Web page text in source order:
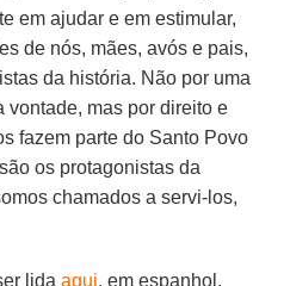
em ajudar e em estimular,
de nós, mães, avós e pais,
da história. Não por uma
vontade, mas por direito e
fazem parte do Santo Povo
os protagonistas da
chamados a servi-los,
lidaaqui, em espanhol.